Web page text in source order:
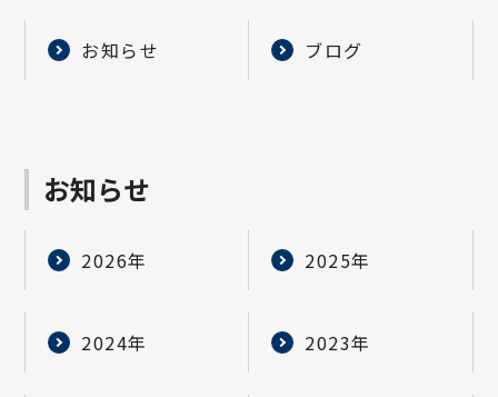
お知らせ ブログ
お知らせ
2026年 2025年
2024年 2023年